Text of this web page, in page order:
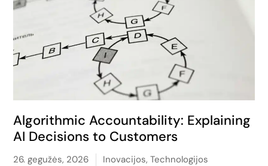
Algorithmic Accountability: Explaining
AI Decisions to Customers
26. gegužės, 2026 Inovacijos,Technologijos